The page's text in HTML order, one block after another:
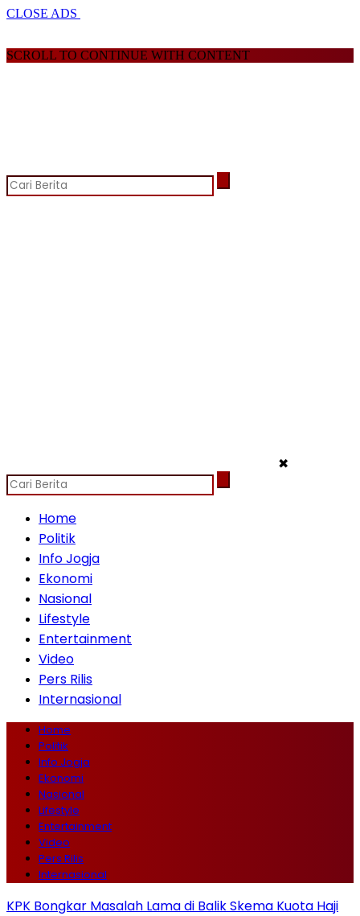
CLOSE ADS
SCROLL TO CONTINUE WITH CONTENT
✖
Home
Politik
Info Jogja
Ekonomi
Nasional
Lifestyle
Entertainment
Video
Pers Rilis
Internasional
Home
Politik
Info Jogja
Ekonomi
Nasional
Lifestyle
Entertainment
Video
Pers Rilis
Internasional
KPK Bongkar Masalah Lama di Balik Skema Kuota Haji